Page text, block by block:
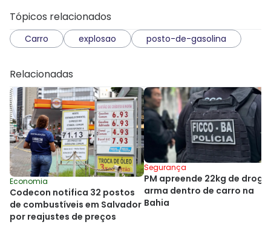
Tópicos relacionados
Carro explosao posto-de-gasolina
Relacionadas
Economia
Codecon notifica 32 postos
de combustíveis em Salvador
por reajustes de preços
Segurança
PM apreende 22kg de droga
arma dentro de carro na
Bahia